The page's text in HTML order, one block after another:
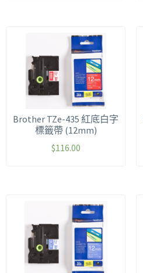
Brother TZe-435 紅底白字
標籤帶 (12mm)
$116.00